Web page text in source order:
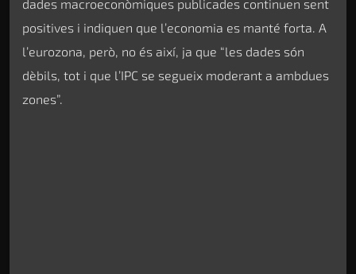
dades macroeconòmiques publicades continuen sent
positives i indiquen que l’economia es manté forta. A
l’eurozona, però, no és així, ja que “les dades són
dèbils, tot i que l’IPC se segueix moderant a ambdues
zones”.